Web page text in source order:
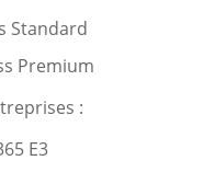
Standard
Premium
:
E3